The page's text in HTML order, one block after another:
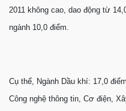
2011 không cao, dao động từ
ngành 10,0 điểm.
Cụ thể, Ngành Dầu khí: 17,0
Công nghệ thông tin, Cơ điện,